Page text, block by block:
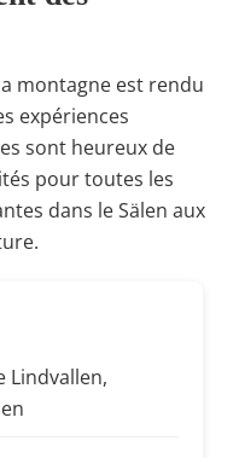
montagne est rendu
expériences
sont heureux de
pour toutes les
dans le Sälen aux
Lindvallen,